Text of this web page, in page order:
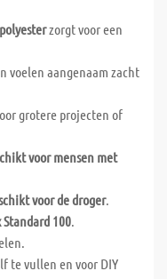
zorgt voor een
voelen aangenaam zacht
grotere projecten of
voor mensen met
voor de droger.
Standard 100.
te vullen en voor DIY